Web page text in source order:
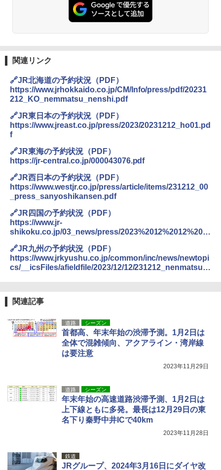
ト プライバシー テント 【中が透けない】 1
人用 折りたたみ 防災グッズ 災害用トイレ ビ
ーチ ピクニック ポップアップテント 携帯 簡
易 トイレテント (ブラック)
ENDLESS BASE 《めざましテレビで紹介》
テント ワンタッチ RENEW 幅200 2-3人用 43
500002(88859)
￥5,999
広げるだけ パッとサッとテント ブラックコ
ーティング フルクローズ メッシュ 3-4人用
簡単設置 ポップアップテント エクルベージ
ュ(BC仕様) PATC-150B(EB)
￥9,990
広げるだけ パッとサッとテント キューブワ
イド ブラックコーティング フルクローズ メ
ッシュ 4人用 簡単設置 ポップアップテント P
ATCW-150B エクルベージュ
レーム テント
￥2,980
ニューエラ New Era キャップ メッシュキャ
ップ 9FORTY AFrame 15226380 NER37C00
r Foundation コラボ Aフレーム メンズ レデ
ィース 帽子 スナップバック a-frame 9フォー
ティー男女兼用ユニセックス 夏用 日除けUV
ケア FREE
￥4,400
【日本企業販売】超強力クマ対策スプレー 30
0ml（連続噴射30秒）110ml（連続噴射15
秒）射程5～10m 安全ロック搭載 携帯収納袋
付き ヒグマ・イノシシ対策 自治体・教育機
関の購入実績 登山・キャンプ・アウトドア・
防災用品 長期保存可能 緊急時用 日本国内発
関連リンク
🔗JR北海道の予約状況（PDF）
https://www.jrhokkaido.co.jp/CM/Info/press/pdf/20231
212_KO_nemmatsu_nenshi.pdf
🔗JR東日本の予約状況（PDF）
https://www.jreast.co.jp/press/2023/20231212_ho01.pd
f
🔗JR東海の予約状況（PDF）
https://jr-central.co.jp/000043076.pdf
🔗JR西日本の予約状況（PDF）
https://www.westjr.co.jp/press/article/items/231212_00
_press_sanyoshikansen.pdf
🔗JR四国の予約状況（PDF）
https://www.jr-
shikoku.co.jp/03_news/press/2023%2012%2012%200
🔗JR九州の予約状況（PDF）
https://www.jrkyushu.co.jp/common/inc/news/newtopi
cs/__icsFiles/afieldfile/2023/12/12/231212_nenmatsun
関連記事
道路 シーズン
首都高、年末年始の渋滞予測。1月2日は
全体で混雑傾向、アクアライン・湾岸線
は要注意
2023年11月29日
道路 シーズン
年末年始の高速道路渋滞予測、1月2日は
上下線ともに多発。最長は12月29日の東
名下り秦野中井ICで40km
2023年11月28日
鉄道
JRグループ、2024年3月16日にダイヤ改